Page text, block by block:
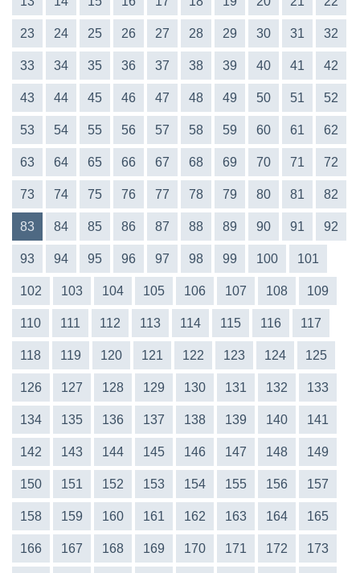
23 24 25 26 27 28 29 30 31 32
33 34 35 36 37 38 39 40 41 42
43 44 45 46 47 48 49 50 51 52
53 54 55 56 57 58 59 60 61 62
63 64 65 66 67 68 69 70 71 72
73 74 75 76 77 78 79 80 81 82
83 84 85 86 87 88 89 90 91 92
93 94 95 96 97 98 99 100 101
102 103 104 105 106 107 108 109
110 111 112 113 114 115 116 117
118 119 120 121 122 123 124 125
126 127 128 129 130 131 132 133
134 135 136 137 138 139 140 141
142 143 144 145 146 147 148 149
150 151 152 153 154 155 156 157
158 159 160 161 162 163 164 165
166 167 168 169 170 171 172 173